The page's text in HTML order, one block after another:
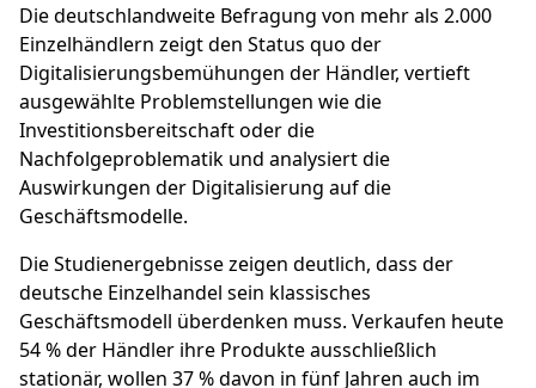
Die deutschlandweite Befragung von mehr als 2.000
Einzelhändlern zeigt den Status quo der
Digitalisierungsbemühungen der Händler, vertieft
ausgewählte Problemstellungen wie die
Investitionsbereitschaft oder die
Nachfolgeproblematik und analysiert die
Auswirkungen der Digitalisierung auf die
Geschäftsmodelle.
Die Studienergebnisse zeigen deutlich, dass der
deutsche Einzelhandel sein klassisches
Geschäftsmodell überdenken muss. Verkaufen heute
54 % der Händler ihre Produkte ausschließlich
stationär, wollen 37 % davon in fünf Jahren auch im